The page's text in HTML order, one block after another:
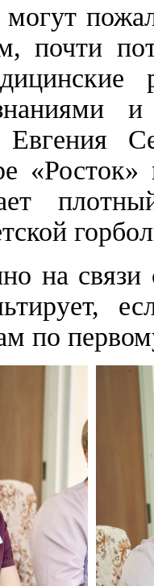
почти
и
Евгения
на связи
по